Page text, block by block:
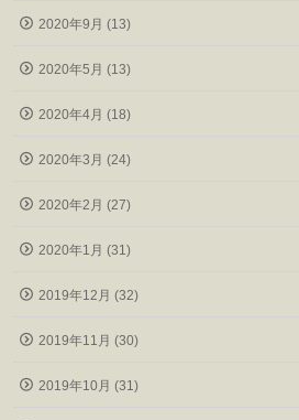
2020年9月 (13)
2020年5月 (13)
2020年4月 (18)
2020年3月 (24)
2020年2月 (27)
2020年1月 (31)
2019年12月 (32)
2019年11月 (30)
2019年10月 (31)